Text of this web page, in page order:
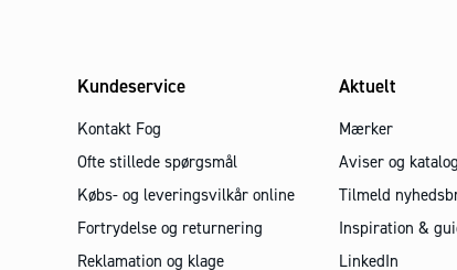
Kundeservice
Kontakt Fog
Ofte stillede spørgsmål
Købs- og leveringsvilkår online
Fortrydelse og returnering
Reklamation og klage
Aktuelt
Mærker
Aviser og
Tilmeld
Inspiration &
LinkedIn